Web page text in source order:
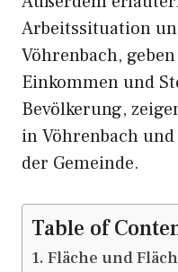
Arbeitssituation
Vöhrenbach,
Einkommen und
Bevölkerung,
in Vöhrenbach
der Gemeinde.
Table of
Fläche und